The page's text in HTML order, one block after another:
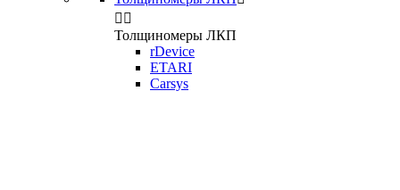
 
Толщиномеры ЛКП
rDevice
ETARI
Carsys